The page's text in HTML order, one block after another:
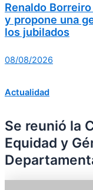
Renaldo
y propone una
los jubilados
08/08/2026
Actualidad
Se reunió la
Equidad y